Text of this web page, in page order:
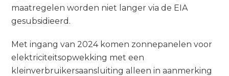
maatregelen worden niet langer via de EIA
gesubsidieerd.
Met ingang van 2024 komen zonnepanelen voor
elektriciteitsopwekking met een
kleinverbruikersaansluiting alleen in aanmerking